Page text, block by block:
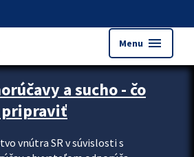
Menu menu
upútavok
a sucho - čo
pripraviť
vnútra SR v súvislosti s